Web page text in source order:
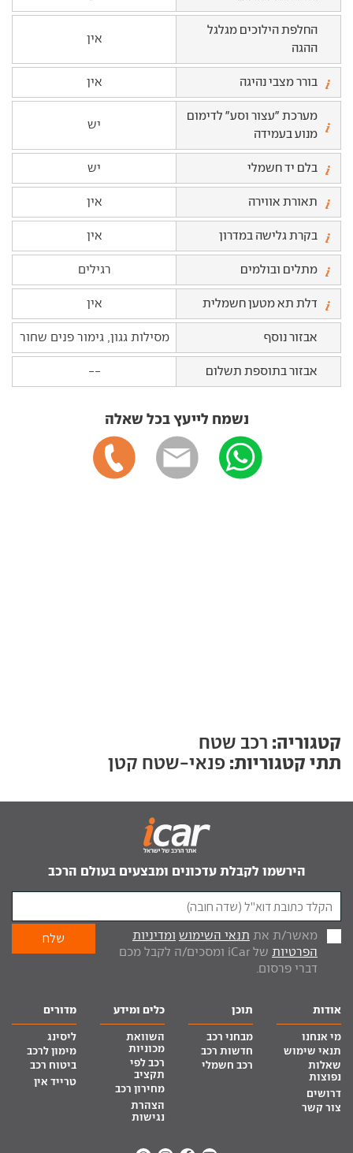
החלפת הילוכים מגלגל
ההגה
אין
בורר מצבי נהיגה אין
מערכת "עצור וסע" לדימום
מנוע בעמידה
יש
בלם יד חשמלי יש
תאורת אווירה אין
בקרת גלישה במדרון אין
מתלים ובולמים רגילים
דלת תא מטען חשמלית אין
אבזור נוסף מסילות גגון, גימור פנים שחור
אבזור בתוספת תשלום --
נשמח לייעץ בכל שאלה
קטגוריה: רכב שטח
תתי קטגוריות: פנאי-שטח קטן
הירשמו לקבלת עדכונים ומבצעים בעולם הרכב
מאשר/ת את תנאי השימוש ומדיניות
הפרטיות
של iCar ומסכים/ה לקבל מכם
דברי פרסום.
אודות
מי אנחנו
תנאי שימוש
שאלות
נפוצות
דרושים
צור קשר
תוכן
מבחני רכב
חדשות רכב
רכב חשמלי
כלים ומידע
השוואת
מכוניות
רכב לפי
תקציב
מחירון רכב
הצהרת
נגישות
מדורים
ליסינג
מימון לרכב
ביטוח רכב
טרייד אין